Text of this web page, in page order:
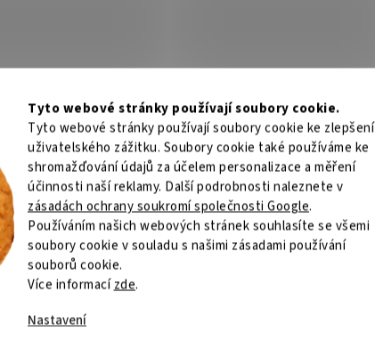
Tyto webové stránky používají soubory cookie.
Tyto webové stránky používají soubory cookie ke zlepšení
uživatelského zážitku. Soubory cookie také používáme ke
shromažďování údajů za účelem personalizace a měření
účinnosti naší reklamy. Další podrobnosti naleznete v
zásadách ochrany soukromí společnosti Google.
Používáním našich webových stránek souhlasíte se všemi
soubory cookie v souladu s našimi zásadami používání
souborů cookie.
Více informacízde.
Nastavení